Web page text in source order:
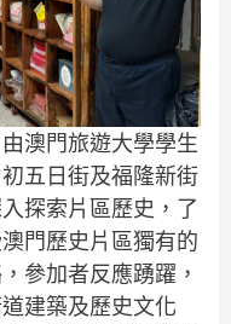
澳門旅遊大學學生
五日街及福隆新街
探索片區歷史，了
門歷史片區獨有的
參加者反應踴躍，
建築及歷史文化